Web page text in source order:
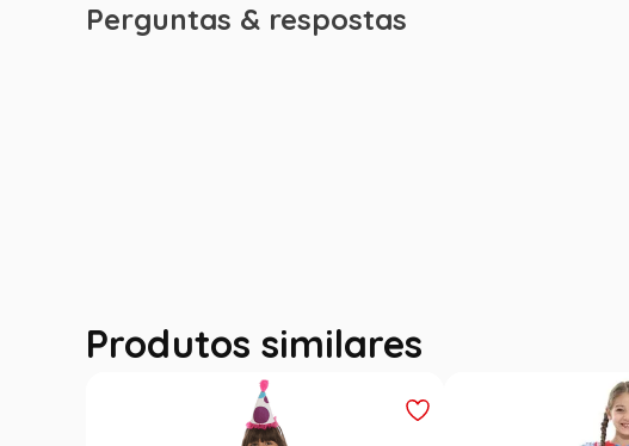
Perguntas & respostas
Produtos similares